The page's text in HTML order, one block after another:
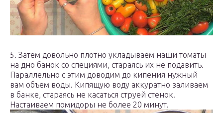
5. Затем довольно плотно укладываем наши томаты
на дно банок со специями, стараясь их не подавить.
Параллельно с этим доводим до кипения нужный
вам объем воды. Кипящую воду аккуратно заливаем
в банке, стараясь не касаться струей стенок.
Настаиваем помидоры не более 20 минут.